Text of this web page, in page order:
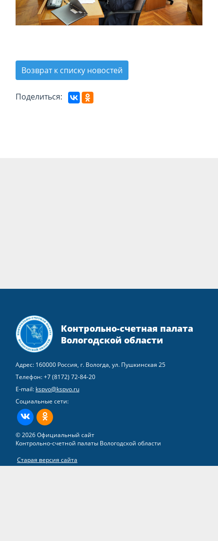
Возврат к списку новостей
Поделиться:
Контрольно-счетная палата
Вологодской области
Адрес: 160000 Россия, г. Вологда, ул. Пушкинская 25
Телефон:+7 (8172) 72-84-20
E-mail: kspvo@kspvo.ru
Социальные сети:
ВКонтактеОдноклассники
© 2026 Официальный сайт
Контрольно-счетной палаты Вологодской области
Старая версия сайта